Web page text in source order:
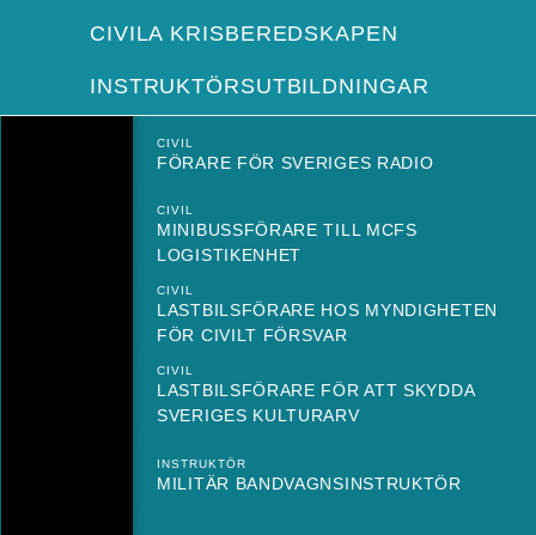
CIVILA KRISBEREDSKAPEN
INSTRUKTÖRSUTBILDNINGAR
CIVIL
FÖRARE FÖR SVERIGES RADIO
CIVIL
MINIBUSSFÖRARE TILL MCFS
LOGISTIKENHET
CIVIL
LASTBILSFÖRARE HOS MYNDIGHETEN
FÖR CIVILT FÖRSVAR
CIVIL
LASTBILSFÖRARE FÖR ATT SKYDDA
SVERIGES KULTURARV
INSTRUKTÖR
MILITÄR BANDVAGNSINSTRUKTÖR